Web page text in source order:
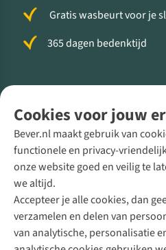
Cookies voor jouw
Bever.nl maakt gebruik van
functionele en privacy-
onze website goed en veilig te
we altijd.
Accepteer je alle cookies, dan
verzamelen en delen van
van analytische, personalisatie
Gratis wasbeurt voor je
365 dagen bedenktijd
Direct advies van een
+31 (0)85 888 50 88
+31 6 12 28 49 80